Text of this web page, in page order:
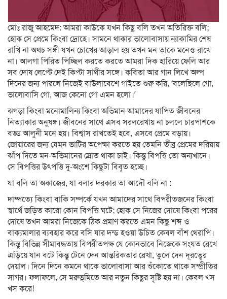
মোঃ রাজু আহমেদ: আমরা কাউকে যখন কিছু বলি তখন অতিরিক্ত বলি;
হোক সে প্রেমে কিংবা দ্রোহে। সামনে থাকার ভালোবাসায় ন্যাকামির শেষ
রাখি না অথচ সঙ্গী যখন চোখের আড়াল হয় তখন মন তাকে মনেও রাখে
না। আলগা পিরিত পিচ্ছিল করতে করতে আমরা দিক হারিয়ে ফেলি আর
সব দোষ লেপ্টে দেই কিপ্টা সাথীর সঙ্গে। কবিতা আর গান লিখে অল্প
দিনের জন্য পারলে নিজেই বাউলাবেশে গাইতে শুরু করি, ‘বলেছিলে গো,
ভালোবাসি গো, আজ কেনো গো এমন হলো।’
ঝগড়া কিংবা মনোমালিন্য কিংবা অভিমান আমাদের যাপিত জীবনের
নিত্যাকার অনুষঙ্গ। জীবনের সাথে এসব সরলরেখায় না চললে চারপাশকে
বড্ড আলুনী মনে হয়। বিশ্বাস রাখতেই হবে, এসবে প্রেমে বড়ায়।
জোয়ারের জন্য যেমন ভাটির অপেক্ষা করতে হয় তেমনি তীব্র প্রেমের দরিয়ায়
ঝাঁপ দিতে মন-অভিমানের স্রোত থাকা চাই। কিন্তু বিপত্তি তো অন্যখানে।
সে বিপত্তির উৎপত্তি দু-অংশে কিছুটা বিবৃত হচ্ছে।
যা বলি তা অকাজের, যা বলার দরকার তা আদৌ বলি না :
দাম্পত্যে কিংবা বাকি সম্পর্কে যখন আমাদের সাথে বিপরীতজনের কিংবা
স্বার্থে জড়িত কারো কোন বিপত্তি ঘটে; হোক সে নিজের দোষে কিংবা পরের
দোষে তখন আমরা নিজেকে ঠিক প্রমাণ করতে এমন কিছু শব্দ ও
বাক্যমালার ব্যবহার করে বসি যার দন্ড হওয়া উচিত কেবল বাঁশ থেরাপি।
কিন্তু বিভিন্ন সীমাবদ্ধতায় বিপরীতপক্ষ যে কোনভাবে নিজেকে সংযত রেখে
এড়িয়ে যান বটে কিন্তু টেনে দেন আন্তরিকতার রেখা, তুলে দেন দূরত্বের
দেয়াল। দিনে দিনে কমনে থাকে ভালোবাসা আর শুঁকোতে থাকে সম্প্রীতির
সাগর। ফলাফলে, সে মরুভূমিতে আর নতুন কিছুর সৃষ্টি হয় না। কেবল খস
খস করে!